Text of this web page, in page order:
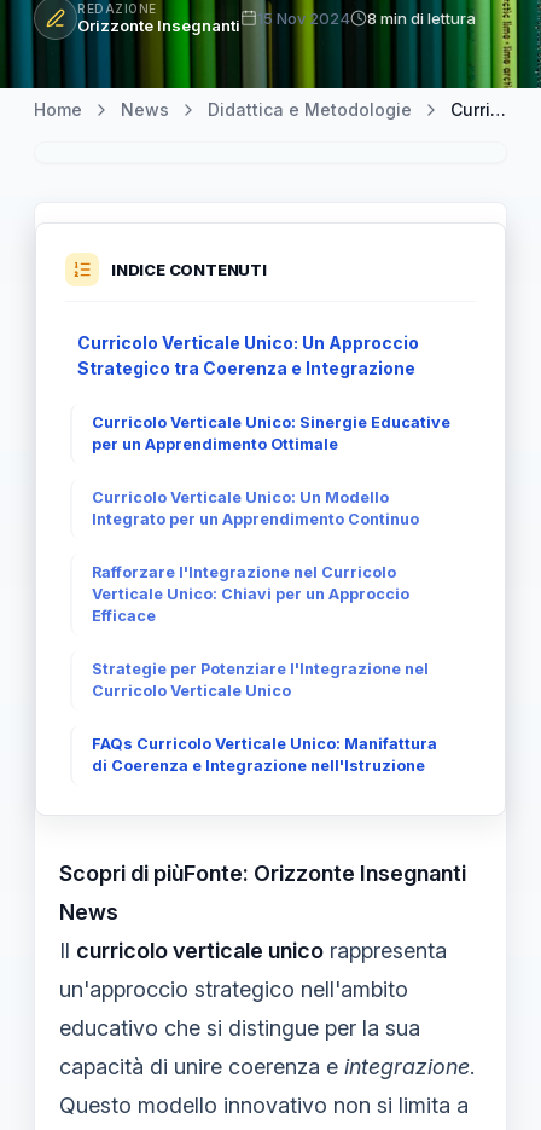
REDAZIONE
Orizzonte Insegnanti 15 Nov 2024 8 min di lettura
Home News Didattica e Metodologie Curricolo Verticale Unico: Manifattura di Coerenza e Integrazione nell'Istruzione
INDICE CONTENUTI
Curricolo Verticale Unico: Un Approccio
Strategico tra Coerenza e Integrazione
Curricolo Verticale Unico: Sinergie Educative
per un Apprendimento Ottimale
Curricolo Verticale Unico: Un Modello
Integrato per un Apprendimento Continuo
Rafforzare l'Integrazione nel Curricolo
Verticale Unico: Chiavi per un Approccio
Efficace
Strategie per Potenziare l'Integrazione nel
Curricolo Verticale Unico
FAQs Curricolo Verticale Unico: Manifattura
di Coerenza e Integrazione nell'Istruzione
Scopri di piùFonte: Orizzonte Insegnanti
News
Il curricolo verticale unico rappresenta
un'approccio strategico nell'ambito
educativo che si distingue per la sua
capacità di unire coerenza e integrazione.
Questo modello innovativo non si limita a